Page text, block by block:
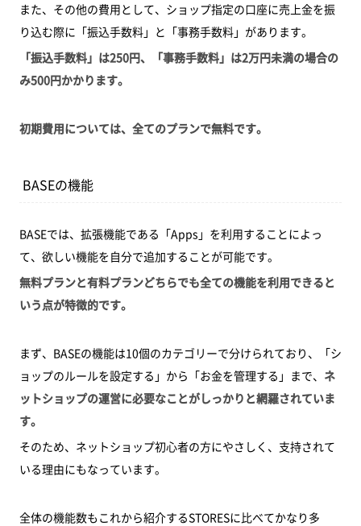
また、その他の費用として、ショップ指定の口座に売上金を振
り込む際に「振込手数料」と「事務手数料」があります。
「振込手数料」は250円、「事務手数料」は2万円未満の場合の
み500円かかります。
初期費用については、全てのプランで無料です。
BASEの機能
BASEでは、拡張機能である「Apps」を利用することによっ
て、欲しい機能を自分で追加することが可能です。
無料プランと有料プランどちらでも全ての機能を利用できると
いう点が特徴的です。
まず、BASEの機能は10個のカテゴリーで分けられており、「シ
ョップのルールを設定する」から「お金を管理する」まで、 ネ
ットショップの運営に必要なことがしっかりと網羅されていま
す。
そのため、ネットショップ初心者の方にやさしく、支持されて
いる理由にもなっています。
全体の機能数もこれから紹介するSTORESに比べてかなり多